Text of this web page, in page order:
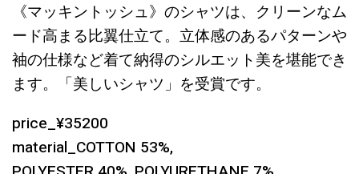
《マッキントッシュ》のシャツは、クリーンなム
ード高まる比翼仕立て。立体感のあるパターンや
袖の仕様など着て納得のシルエット美を堪能でき
ます。「美しいシャツ」を受賞です。
price_¥35200
material_COTTON 53%,